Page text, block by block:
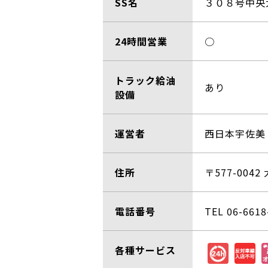
24時間営業 ○
トラック給油
設備
あり
運営者 西日本宇佐
住所 〒577-0042
電話番号 TEL 06-
各種サービス